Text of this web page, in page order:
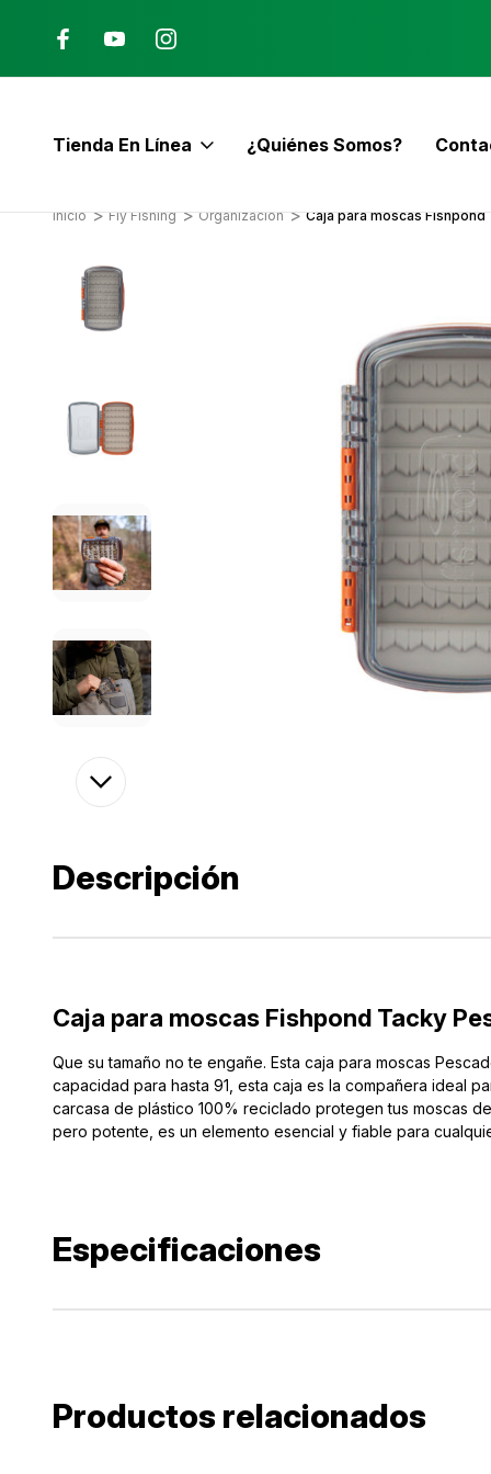
Costa Rica
ENVÍO GRATIS con pedidos
Tienda En Línea ¿Quiénes Somos?
Inicio Fly Fishing Organización Caja para moscas
Descripción
Caja para moscas Fishpond Tacky
Que su tamaño no te engañe. Esta caja para moscas
capacidad para hasta 91, esta caja es la compañera ideal
carcasa de plástico 100% reciclado protegen tus moscas
pero potente, es un elemento esencial y fiable para
Especificaciones
Productos relacionados